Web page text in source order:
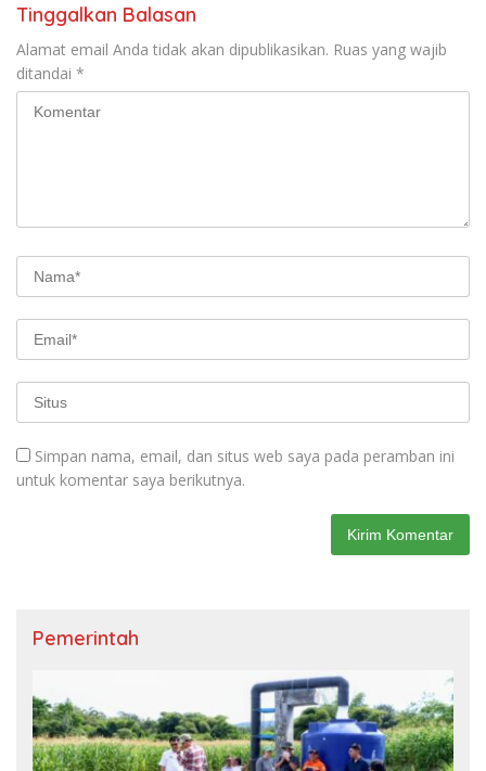
Tinggalkan Balasan
Alamat email Anda tidak akan dipublikasikan. Ruas yang wajib
ditandai *
Simpan nama, email, dan situs web saya pada peramban ini
untuk komentar saya berikutnya.
Pemerintah